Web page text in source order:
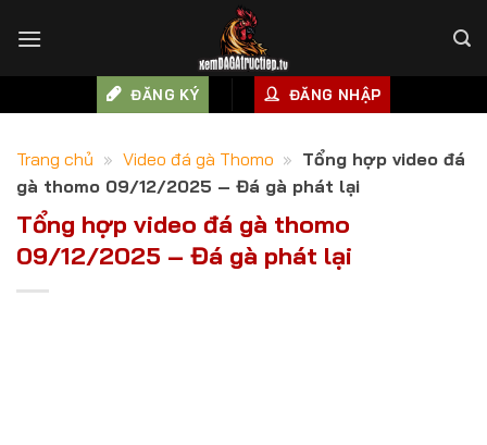
ĐĂNG KÝ ĐĂNG NHẬP
Trang chủ » Video đá gà Thomo » Tổng hợp video đá
gà thomo 09/12/2025 – Đá gà phát lại
Tổng hợp video đá gà thomo
09/12/2025 – Đá gà phát lại